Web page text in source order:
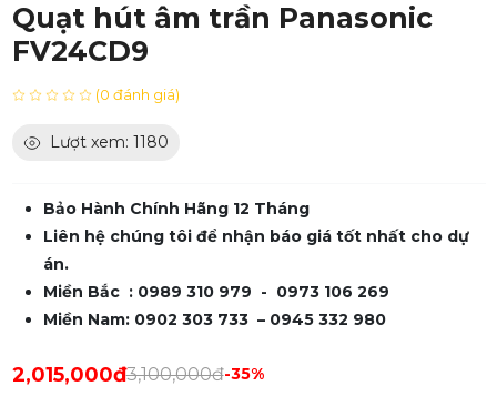
Quạt hút âm trần Panasonic
FV24CD9
(0 đánh giá)
Lượt xem: 1180
Bảo Hành Chính Hãng 12 Tháng
Liên hệ chúng tôi để nhận báo giá tốt nhất cho dự
án.
Miền Bắc : 0989 310 979 - 0973 106 269
Miền Nam: 0902 303 733 – 0945 332 980
2,015,000đ3,100,000đ-35%